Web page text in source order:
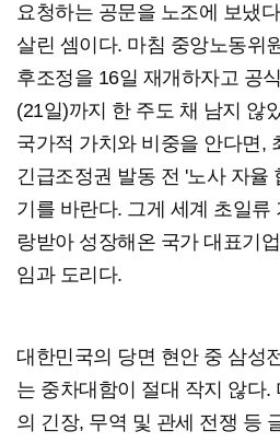
요청하는 공문을 노조에 보냈
살린 셈이다. 마침 중앙노동위
후조정을 16일 재개하자고 공
(21일)까지 한 주도 채 남지 않
국가적 가치와 비중을 안다면,
긴급조정권 발동 전 '노사 자율
기를 바란다. 그게 세계 초일류
랑받아 성장해온 국가 대표기
임과 도리다.
대한민국의 당면 현안 중 삼성
는 중차대함이 절대 작지 않다.
의 긴장, 무역 및 관세 전쟁 등